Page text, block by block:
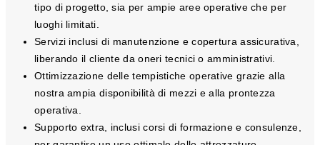
tipo di progetto, sia per ampie aree operative che per
luoghi limitati.
Servizi inclusi di manutenzione e copertura assicurativa,
liberando il cliente da oneri tecnici o amministrativi.
Ottimizzazione delle tempistiche operative grazie alla
nostra ampia disponibilità di mezzi e alla prontezza
operativa.
Supporto extra, inclusi corsi di formazione e consulenze,